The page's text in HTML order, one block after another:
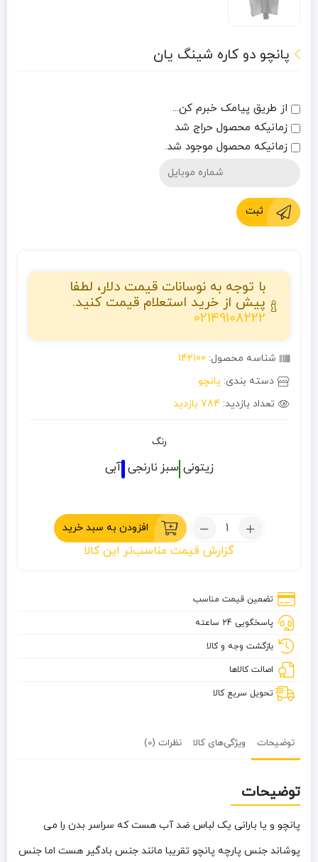
پانچو دو کاره شینگ یان
از طریق پیامک خبرم کن...
زمانیکه محصول حراج شد
زمانیکه محصول موجود شد.
ثبت
با توجه به نوسانات قیمت دلار، لطفا
پیش از خرید استعلام قیمت کنید.
02149108222
شناسه محصول: 142100
دسته بندی: پانچو
تعداد بازدید: 784 بازدید
رنگ
زیتونی سبز نارنجی آبی
تعداد:
پانچو
دو
شینگ
یان
افزودن به سبد خرید
گزارش قیمت مناسب‌تر این کالا
تضمین قیمت مناسب
پاسخگویی 24 ساعته
بازگشت وجه و کالا
اصالت کالاها
تحویل سریع کالا
توضیحات ویژگی‌های کالا نظرات (0)
توضیحات
پانچو و یا بارانی یک لباس ضد آب هست که سراسر بدن را می
پوشاند جنس پارچه پانچو تقریبا مانند جنس بادگیر هست اما جنس